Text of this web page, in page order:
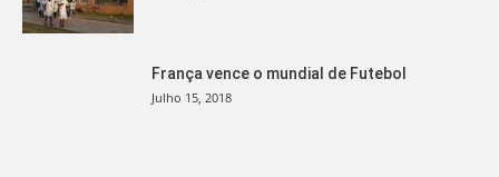
França vence o mundial de Futebol
Julho 15, 2018